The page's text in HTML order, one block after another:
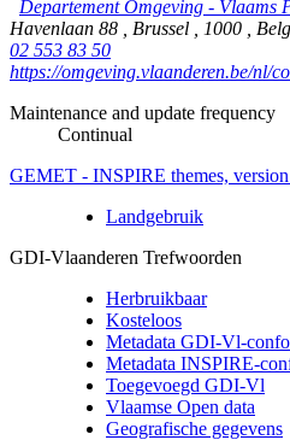
Departement Omgeving - Vlaams
Havenlaan 88
Brussel 1000
02 553 83 50
https://omgeving.vlaanderen.be/nl/
Maintenance and update frequency
Continual
GEMET - INSPIRE themes,
Landgebruik
GDI-Vlaanderen Trefwoorden
Herbruikbaar
Kosteloos
Metadata GDI-Vl-
Metadata INSPIRE-
Toegevoegd GDI-Vl
Vlaamse Open data
Geografische gegevens